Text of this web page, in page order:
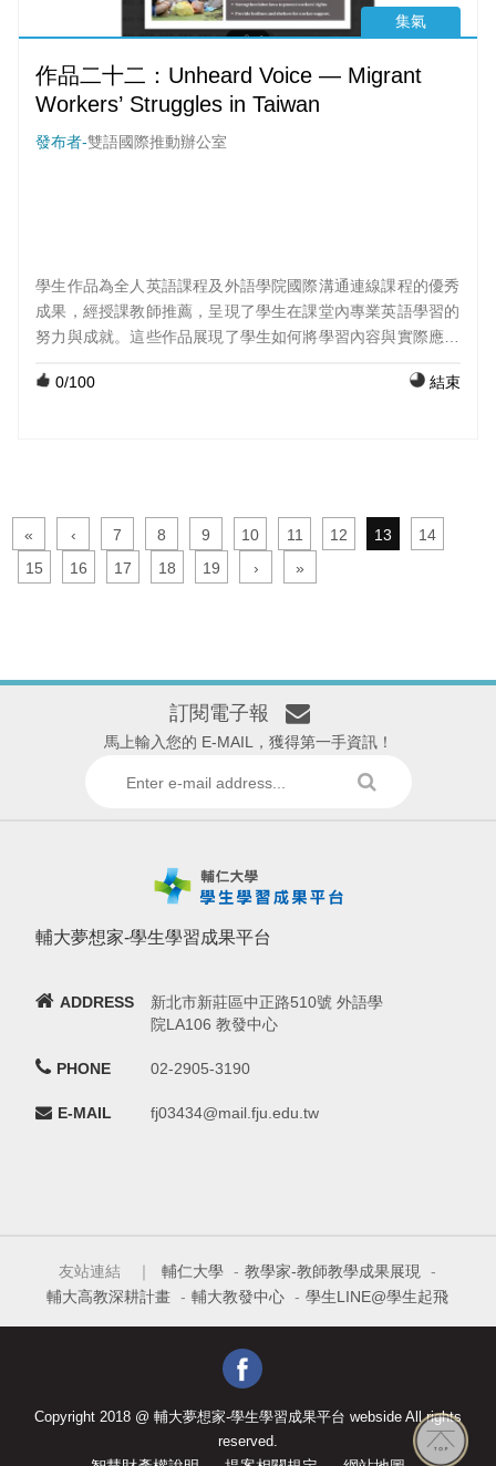
集氣
作品二十二：Unheard Voice — Migrant
Workers’ Struggles in Taiwan
發布者-雙語國際推動辦公室
學生作品為全人英語課程及外語學院國際溝通連線課程的優秀
成果，經授課教師推薦，呈現了學生在課堂內專業英語學習的
努力與成就。這些作品展現了學生如何將學習內容與實際應用
語文(中級英文)；組員：鄭佳佩、陳巧恩、陳又頡、廖晨芸
0/100 結束
« ‹ 7 8 9 10 11 12 13
14
15
16 17 18 19 › »
訂閱電子報
馬上輸入您的 E-MAIL，獲得第一手資訊！
輔大夢想家-學生學習成果平台
ADDRESS
新北市新莊區中正路510號 外語學
院LA106 教發中心
PHONE 02-2905-3190
E-MAIL fj03434@mail.fju.edu.tw
友站連結 ｜ 輔仁大學 - 教學家-教師教學成果展現 -
輔大高教深耕計畫 - 輔大教發中心 - 學生LINE@學生起飛
Copyright 2018 @ 輔大夢想家-學生學習成果平台 webside All rights
reserved.